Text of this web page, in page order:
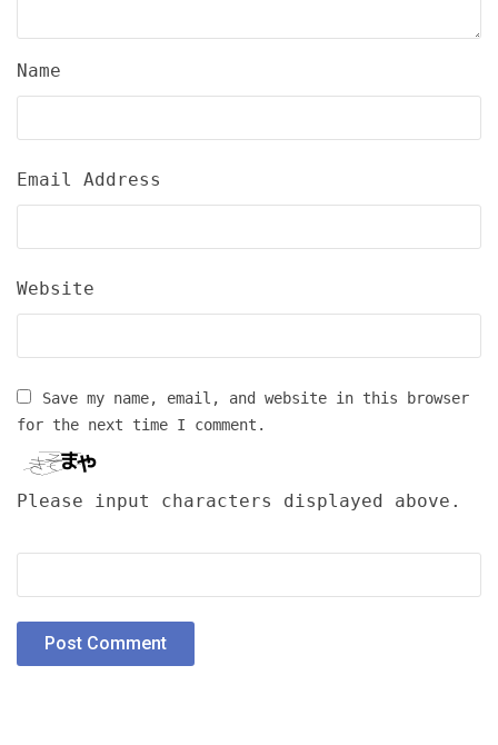
Name
Email Address
Website
Save my name, email, and website in this browser
for the next time I comment.
Please input characters displayed above.